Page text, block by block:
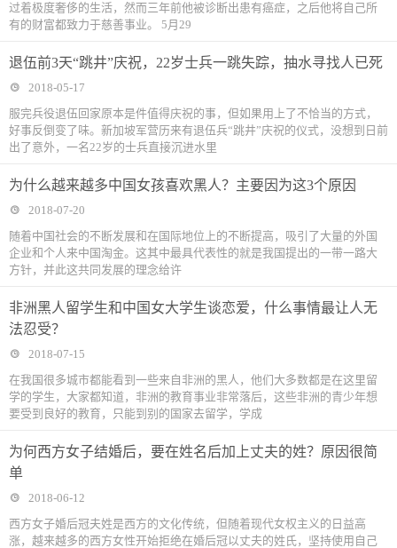
过着极度奢侈的生活，然而三年前他被诊断出患有癌症，之后他将自己所
有的财富都致力于慈善事业。 5月29
退伍前3天“跳井”庆祝，22岁士兵一跳失踪，抽水寻找人已死
2018-05-17
服完兵役退伍回家原本是件值得庆祝的事，但如果用上了不恰当的方式，
好事反倒变了味。新加坡军营历来有退伍兵“跳井”庆祝的仪式，没想到日前
出了意外，一名22岁的士兵直接沉进水里
为什么越来越多中国女孩喜欢黑人？主要因为这3个原因
2018-07-20
随着中国社会的不断发展和在国际地位上的不断提高，吸引了大量的外国
企业和个人来中国淘金。这其中最具代表性的就是我国提出的一带一路大
方针，并此这共同发展的理念给许
非洲黑人留学生和中国女大学生谈恋爱，什么事情最让人无
法忍受？
2018-07-15
在我国很多城市都能看到一些来自非洲的黑人，他们大多数都是在这里留
学的学生，大家都知道，非洲的教育事业非常落后，这些非洲的青少年想
要受到良好的教育，只能到别的国家去留学，学成
为何西方女子结婚后，要在姓名后加上丈夫的姓？原因很简
单
2018-06-12
西方女子婚后冠夫姓是西方的文化传统，但随着现代女权主义的日益高
涨，越来越多的西方女性开始拒绝在婚后冠以丈夫的姓氏，坚持使用自己